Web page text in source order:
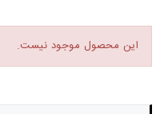
این محصول موجود نیست.